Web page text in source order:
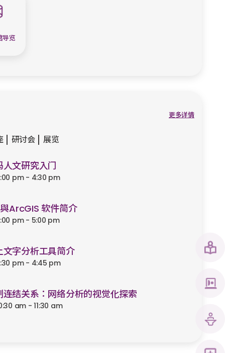
导览
更多详情
研讨会 展览
人文研究入门
pm - 4:30 pm
ArcGIS 软件简介
pm - 5:00 pm
文字分析工具简介
pm - 4:45 pm
连结关系：网络分析的视觉化探索
am - 11:30 am